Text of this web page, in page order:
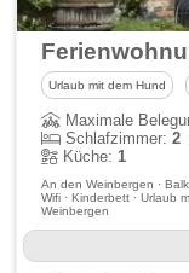
Urlaub mit dem Hund
Maximale
Schlafzimmer:2
Küche:1
An den Weinbergen ·
Wifi · Kinderbett · Urlaub
Weinbergen